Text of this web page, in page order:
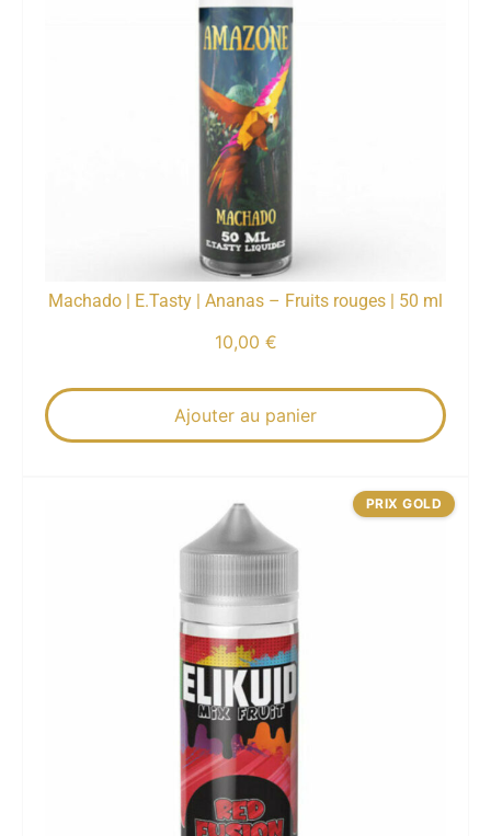
Machado | E.Tasty | Ananas – Fruits rouges | 50 ml
10,00 €
Ajouter au panier
PRIX GOLD